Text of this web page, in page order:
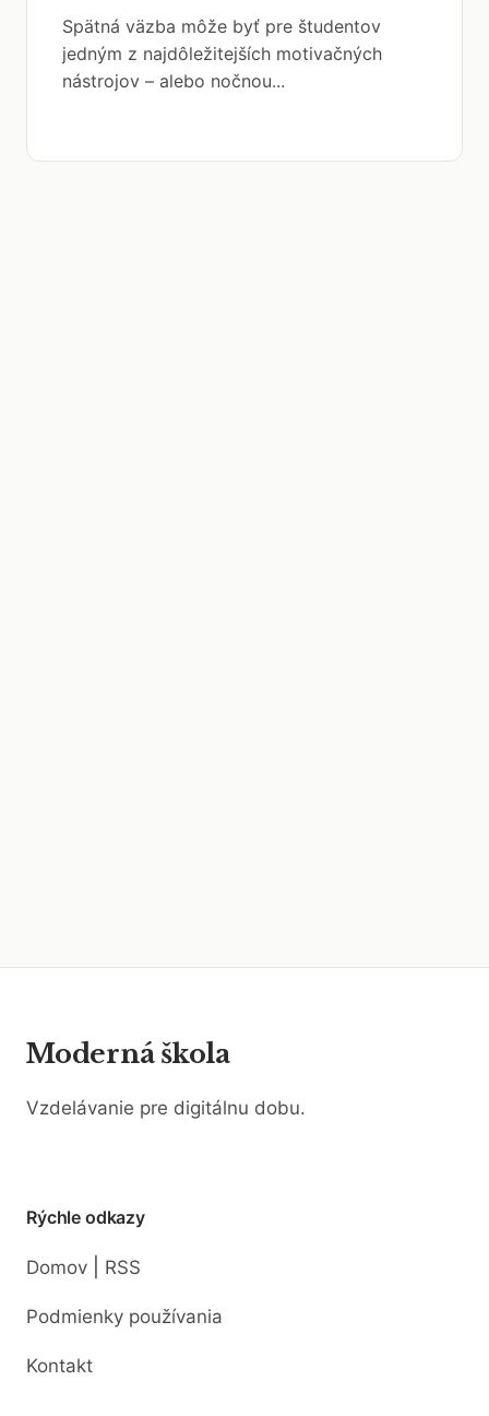
Spätná väzba môže byť pre študentov
jedným z najdôležitejších motivačných
nástrojov – alebo nočnou...
Moderná škola
Vzdelávanie pre digitálnu dobu.
Rýchle odkazy
Domov RSS
Podmienky používania
Kontakt